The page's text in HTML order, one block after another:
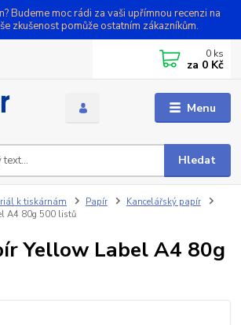
Budeme moc rádi za vaši upřímnou recenzi na
zkušenost pomůže ostatním zákazníkům.
Menu
Hledat
0 ks
za 0 Kč
k tiskárnám Papír
Kancelářský papír
A4 80g 500 listů
Yellow Label A4 80g